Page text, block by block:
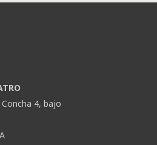
4, bajo